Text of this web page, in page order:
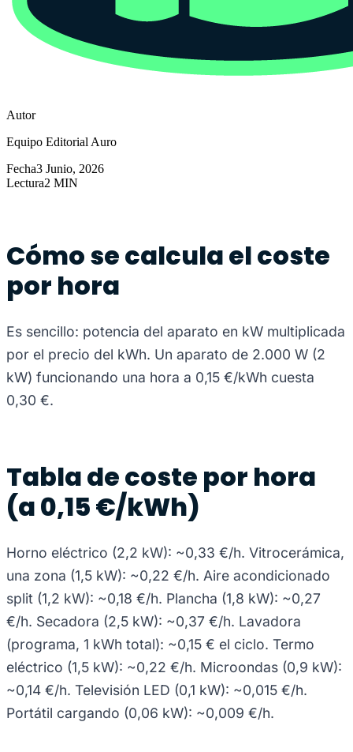
Autor
Equipo Editorial Auro
Fecha3 Junio, 2026
Lectura2 MIN
Cómo se calcula el coste
por hora
Es sencillo: potencia del aparato en kW multiplicada
por el precio del kWh. Un aparato de 2.000 W (2
kW) funcionando una hora a 0,15 €/kWh cuesta
0,30 €.
Tabla de coste por hora
(a 0,15 €/kWh)
Horno eléctrico (2,2 kW): ~0,33 €/h. Vitrocerámica,
una zona (1,5 kW): ~0,22 €/h. Aire acondicionado
split (1,2 kW): ~0,18 €/h. Plancha (1,8 kW): ~0,27
€/h. Secadora (2,5 kW): ~0,37 €/h. Lavadora
(programa, 1 kWh total): ~0,15 € el ciclo. Termo
eléctrico (1,5 kW): ~0,22 €/h. Microondas (0,9 kW):
~0,14 €/h. Televisión LED (0,1 kW): ~0,015 €/h.
Portátil cargando (0,06 kW): ~0,009 €/h.